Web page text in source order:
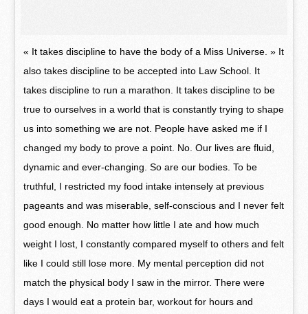
« It takes discipline to have the body of a Miss Universe. » It
also takes discipline to be accepted into Law School. It
takes discipline to run a marathon. It takes discipline to be
true to ourselves in a world that is constantly trying to shape
us into something we are not. People have asked me if I
changed my body to prove a point. No. Our lives are fluid,
dynamic and ever-changing. So are our bodies. To be
truthful, I restricted my food intake intensely at previous
pageants and was miserable, self-conscious and I never felt
good enough. No matter how little I ate and how much
weight I lost, I constantly compared myself to others and felt
like I could still lose more. My mental perception did not
match the physical body I saw in the mirror. There were
days I would eat a protein bar, workout for hours and